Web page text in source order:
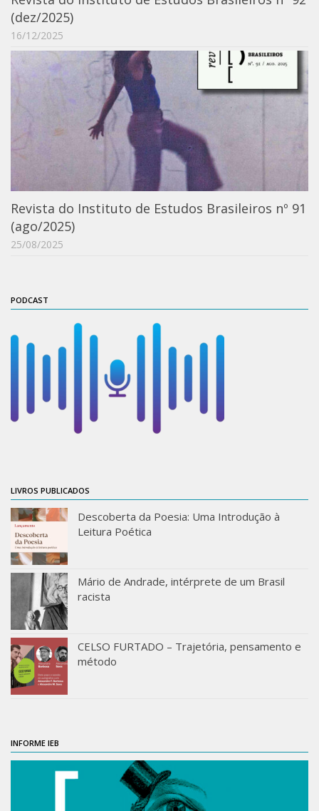
IEBinário
IEB Minecraft
Hackathon e Edit-a-thon
Xilogoritmo
Slam de Corda
Wikimedia e Wikidata
LABIEB
Sobre o LABIEB
Convenios
Eventos
Últimas notícias
Graduação
Pós-Graduação
Acervo
Publicações
Catálogos
Estudos Brasileiros
Guia do IEB
Informe IEB
Livros publicados
MarioScriptor
Revista do IEB
English
Collection
IEB Archive
IEB Library
IEB Visual Arts Collection
(dez/2025)
16/12/2025
Revista do Instituto de Estudos Brasileiros nº 91
(ago/2025)
25/08/2025
PODCAST
LIVROS PUBLICADOS
Descoberta da Poesia: Uma Introdução à
Leitura Poética
Mário de Andrade, intérprete de um Brasil
racista
CELSO FURTADO – Trajetória, pensamento e
método
INFORME IEB